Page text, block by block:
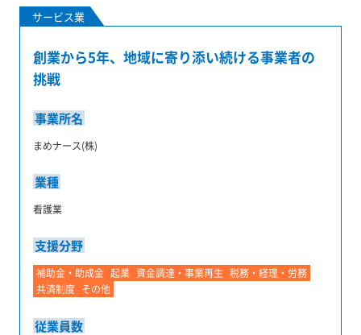
サービス業
創業から5年、地域に寄り添い続ける事業者の
挑戦
事業所名
まめナース(株)
業種
看護業
支援分野
補助金・助成金 起業 資金調達・事業再生 税務・経理・労務
共済制度 その他
従業員数